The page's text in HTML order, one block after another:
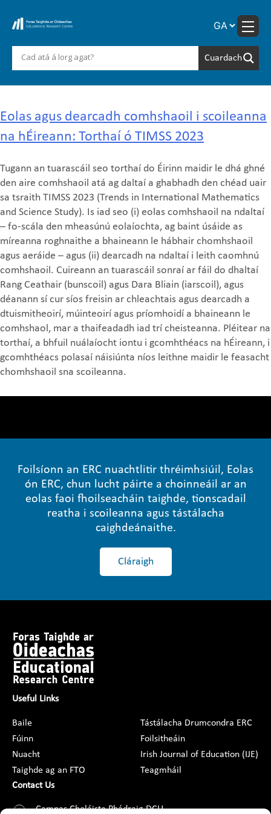
Eolas agus dearcadh comhshaoil i scoileanna
na hÉireann: Torthaí ó TIMSS 2023
Tugann an tuarascáil seo torthaí do Éirinn maidir le dhá ghné
den aire comhshaoil atá ag daltaí a ghabhadh den chéad uair
sa tsraith TIMSS 2023 (Trends in International Mathematics
and Science Study). Is iad seo (i) eolas comhshaoil na ndaltaí
– fo-scála den mheasúnú eolaíochta, ag baint úsáide as
míreanna roghnaithe a bhaineann le hábhair chomhshaoil
agus aeráide – agus (ii) dearcadh na ndaltaí i leith caomhnú
comhshaoil. Cuireann an tuarascáil sonraí ar fáil do dhaltaí
Rang Ceathair (bunscoil) agus Dara Bliain (iarscoil), agus
déanann sí cur síos freisin ar chleachtais agus dearcadh a
dtuismitheoirí, múinteoirí agus príomhoidí a bhaineann le
comhshaol, mar a thaifeadadh iad trí cheisteanna. Pléitear na
torthaí, a bhfuil nuálaíocht iontu i gcomhthéacs na hÉireann, i
gcomhthéacs polasaí náisiúnta níos leithne maidir le feasacht
chomhshaoil sna scoileanna.
Foilsíonn an ERC nuachtlitir thréimhsiúil, Eolas
ón ERC, chun lucht páirte a choinneáil ar an
eolas faoi fhoilseacháin taighde, tionscadail
reatha i scoileanna agus tástálacha
caighdeánaithe.
Cláraigh
Useful Links
Baile
Fúinn
Nuacht
Taighde ag an FTO
Tástálacha Drumcondra ERC
Foilsitheáin
Irish Journal of Education (IJE)
Teagmháil
Contact Us
Campas Choláiste Phádraig DCU,